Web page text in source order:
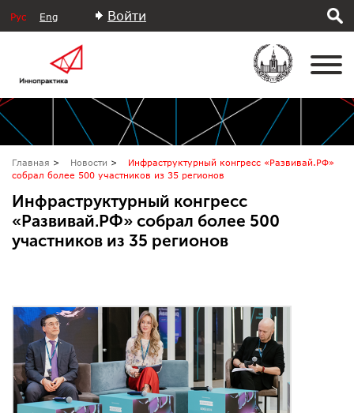
Рус Eng Войти
Главная Новости
Инфраструктурный конгресс «Развивай.РФ»
собрал более 500 участников из 35 регионов
Инфраструктурный конгресс
«Развивай.РФ» собрал более 500
участников из 35 регионов